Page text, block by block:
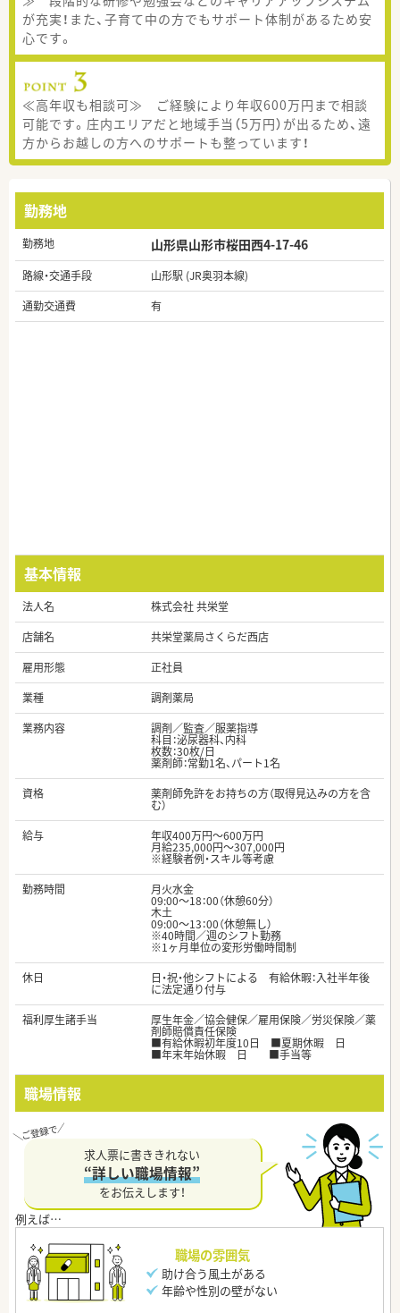
が充実！また、子育て中の方でもサポート体制があるため安
心です。
≪高年収も相談可≫ ご経験により年収600万円まで相談
可能です。庄内エリアだと地域手当（5万円）が出るため、遠
方からお越しの方へのサポートも整っています！
勤務地
勤務地 山形県山形市桜田西4-17-46
路線・交通手段
山形駅 (JR奥羽本線)
通勤交通費
有
基本情報
法人名
株式会社 共栄堂
店舗名
共栄堂薬局さくらだ西店
雇用形態
正社員
業種
調剤薬局
業務内容
調剤／監査／服薬指導
科目：泌尿器科、内科
枚数：30枚/日
薬剤師：常勤1名、パート1名
資格
薬剤師免許をお持ちの方（取得見込みの方を含
む）
給与
年収400万円～600万円
月給235,000円～307,000円
※経験者例・スキル等考慮
勤務時間
月火水金
09:00～18：00（休憩60分）
木土
09:00～13：00（休憩無し）
※40時間／週のシフト勤務
※1ヶ月単位の変形労働時間制
休日
日・祝・他シフトによる 有給休暇：入社半年後
に法定通り付与
福利厚生諸手当
厚生年金／協会健保／雇用保険／労災保険／薬
剤師賠償責任保険
■有給休暇初年度10日 ■夏期休暇 日
■年末年始休暇 日 ■手当等
職場情報
求人票に書ききれない
“詳しい職場情報”
をお伝えします！
職場の雰囲気
助け合う風土がある
年齢や性別の壁がない